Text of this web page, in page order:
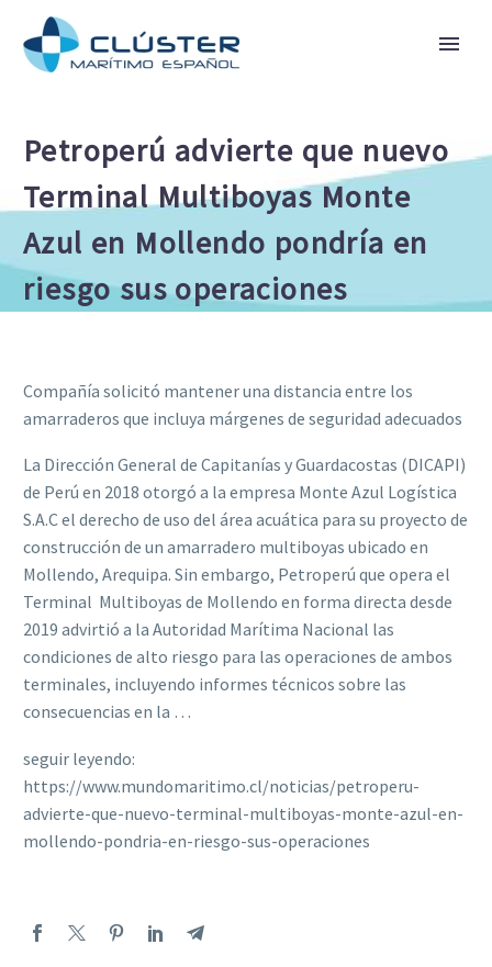
Petroperú advierte que nuevo
Terminal Multiboyas Monte
Azul en Mollendo pondría en
riesgo sus operaciones
Compañía solicitó mantener una distancia entre los
amarraderos que incluya márgenes de seguridad adecuados
La Dirección General de Capitanías y Guardacostas (DICAPI)
de Perú en 2018 otorgó a la empresa Monte Azul Logística
S.A.C el derecho de uso del área acuática para su proyecto de
construcción de un amarradero multiboyas ubicado en
Mollendo, Arequipa. Sin embargo, Petroperú que opera el
Terminal Multiboyas de Mollendo en forma directa desde
2019 advirtió a la Autoridad Marítima Nacional las
condiciones de alto riesgo para las operaciones de ambos
terminales, incluyendo informes técnicos sobre las
consecuencias en la …
seguir leyendo:
https://www.mundomaritimo.cl/noticias/petroperu-
advierte-que-nuevo-terminal-multiboyas-monte-azul-en-
mollendo-pondria-en-riesgo-sus-operaciones